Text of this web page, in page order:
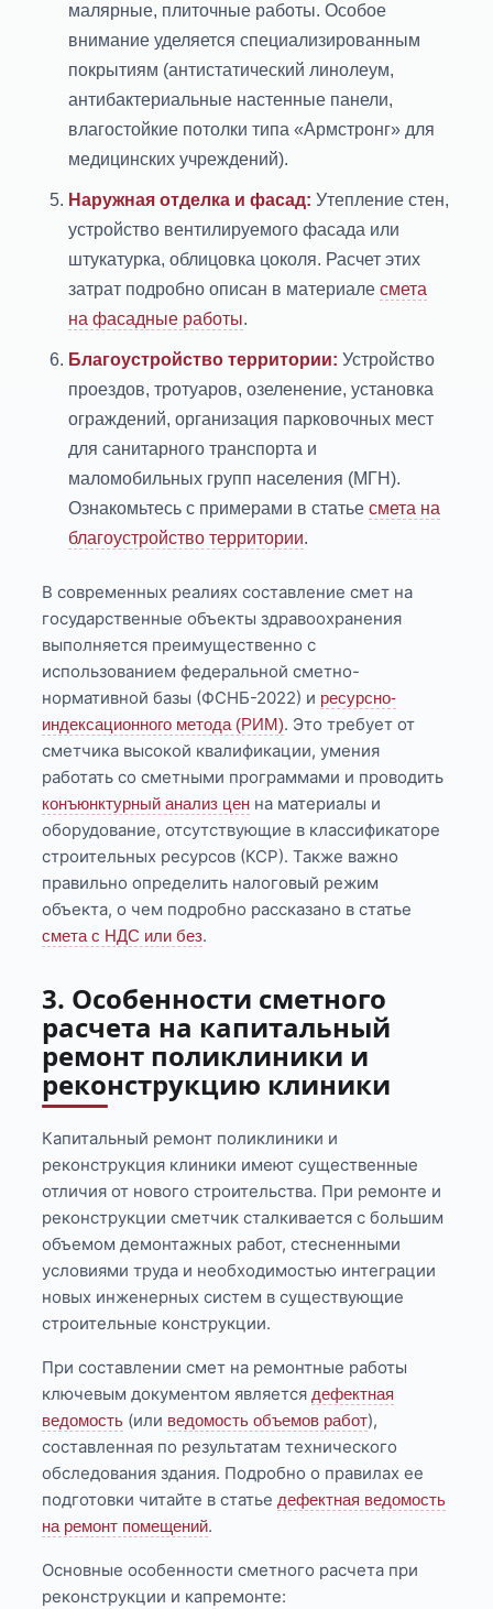
малярные, плиточные работы. Особое
внимание уделяется специализированным
покрытиям (антистатический линолеум,
антибактериальные настенные панели,
влагостойкие потолки типа «Армстронг» для
медицинских учреждений).
Наружная отделка и фасад: Утепление стен,
устройство вентилируемого фасада или
штукатурка, облицовка цоколя. Расчет этих
затрат подробно описан в материалесмета
на фасадные работы.
Благоустройство территории: Устройство
проездов, тротуаров, озеленение, установка
ограждений, организация парковочных мест
для санитарного транспорта и
маломобильных групп населения (МГН).
Ознакомьтесь с примерами в статьесмета на
благоустройство территории.
В современных реалиях составление смет на
государственные объекты здравоохранения
выполняется преимущественно с
использованием федеральной сметно-
нормативной базы (ФСНБ-2022) и ресурсно-
индексационного метода (РИМ). Это требует от
сметчика высокой квалификации, умения
работать со сметными программами и проводить
конъюнктурный анализ цен на материалы и
оборудование, отсутствующие в классификаторе
строительных ресурсов (КСР). Также важно
правильно определить налоговый режим
объекта, о чем подробно рассказано в статье
смета с НДС или без.
3. Особенности сметного
расчета на капитальный
ремонт поликлиники и
реконструкцию клиники
Капитальный ремонт поликлиники и
реконструкция клиники имеют существенные
отличия от нового строительства. При ремонте и
реконструкции сметчик сталкивается с большим
объемом демонтажных работ, стесненными
условиями труда и необходимостью интеграции
новых инженерных систем в существующие
строительные конструкции.
При составлении смет на ремонтные работы
ключевым документом являетсядефектная
ведомость (или ведомость объемов работ),
составленная по результатам технического
обследования здания. Подробно о правилах ее
подготовки читайте в статьедефектная ведомость
на ремонт помещений.
Основные особенности сметного расчета при
реконструкции и капремонте: